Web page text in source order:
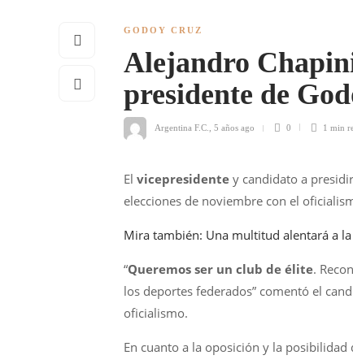
GODOY CRUZ
Alejandro
presidente de
Argentina F.C. 5 años ago 0 1 min
El vicepresidente y candidato a presidir
elecciones de noviembre con el
Mira también: Una multitud alentará a la
“Queremos ser un club de élite.
los deportes federados” comentó el
oficialismo.
En cuanto a la oposición y la